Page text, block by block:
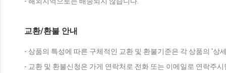
교환/환불 안내
- 상품의 특성에 따른 구체적인 교환 및 환불기준은 각 상품의 '상
- 교환 및 환불신청은 가게 연락처로 전화 또는 이메일로 연락주